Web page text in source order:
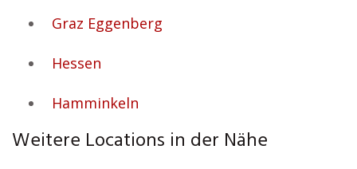
Graz Eggenberg
Hessen
Hamminkeln
Weitere Locations in der Nähe